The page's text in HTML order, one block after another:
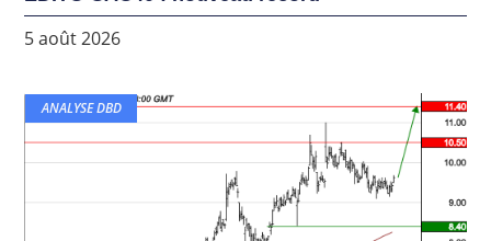
5 août 2026
ANALYSE DBD